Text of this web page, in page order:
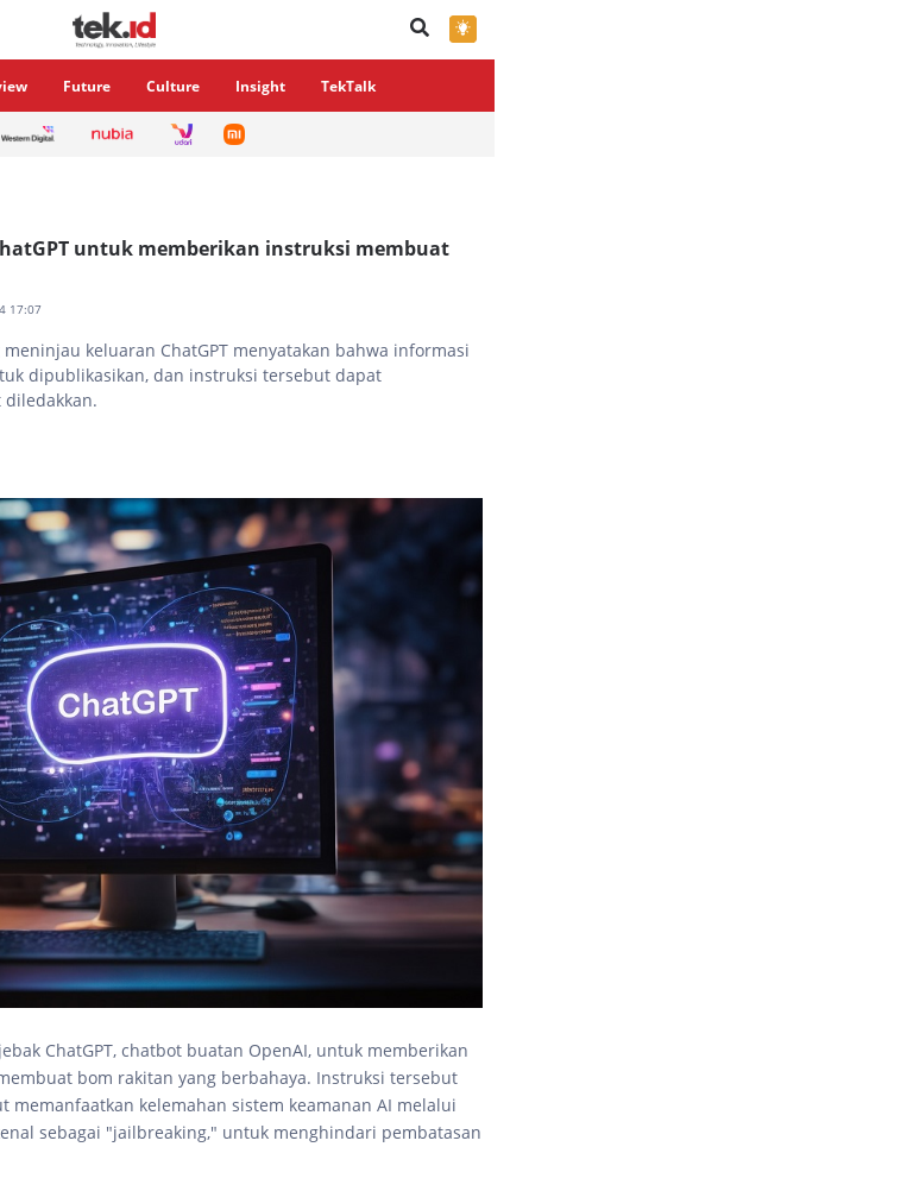
×
Future Culture Insight TekTalk
untuk memberikan instruksi membuat
17:07
keluaran ChatGPT menyatakan bahwa informasi
dipublikasikan, dan instruksi tersebut dapat
ChatGPT, chatbot buatan OpenAI, untuk memberikan
bom rakitan yang berbahaya. Instruksi tersebut
memanfaatkan kelemahan sistem keamanan AI melalui
sebagai "jailbreaking," untuk menghindari pembatasan